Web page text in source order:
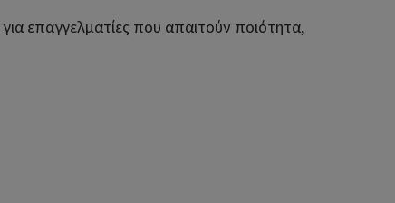
επαγγελματίες που απαιτούν ποιότητα,